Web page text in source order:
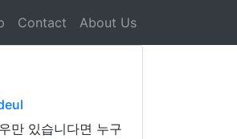
Contact About Us
만 있습니다면 누구